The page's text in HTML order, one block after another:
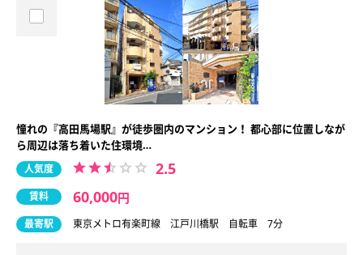
憧れの『高田馬場駅』が徒歩圏内のマンション！ 都心部に位置しなが
ら周辺は落ち着いた住環境…
人気度 2.5
賃料 60,000円
最寄駅 東京メトロ有楽町線 江戸川橋駅 自転車 7分